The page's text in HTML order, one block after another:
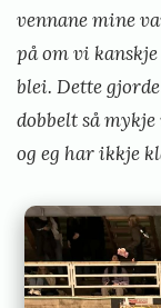
vennane mine
på om vi
blei. Dette
dobbelt så
og eg har ikkje